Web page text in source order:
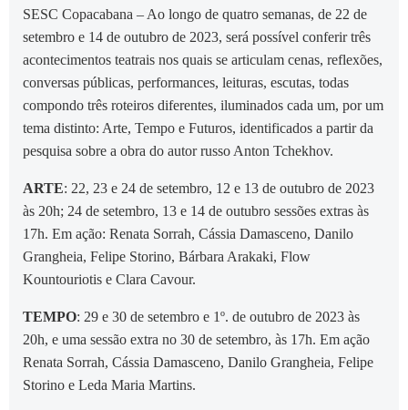
SESC Copacabana – Ao longo de quatro semanas, de 22 de
setembro e 14 de outubro de 2023, será possível conferir três
acontecimentos teatrais nos quais se articulam cenas, reflexões,
conversas públicas, performances, leituras, escutas, todas
compondo três roteiros diferentes, iluminados cada um, por um
tema distinto: Arte, Tempo e Futuros, identificados a partir da
pesquisa sobre a obra do autor russo Anton Tchekhov.
ARTE: 22, 23 e 24 de setembro, 12 e 13 de outubro de 2023
às 20h; 24 de setembro, 13 e 14 de outubro sessões extras às
17h. Em ação: Renata Sorrah, Cássia Damasceno, Danilo
Grangheia, Felipe Storino, Bárbara Arakaki, Flow
Kountouriotis e Clara Cavour.
TEMPO: 29 e 30 de setembro e 1º. de outubro de 2023 às
20h, e uma sessão extra no 30 de setembro, às 17h. Em ação
Renata Sorrah, Cássia Damasceno, Danilo Grangheia, Felipe
Storino e Leda Maria Martins.